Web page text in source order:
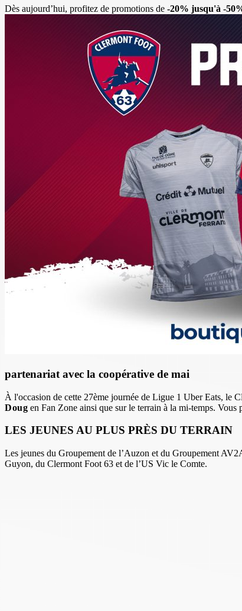
Dès aujourd’hui, profitez de promotions de -20% jusqu'à -
partenariat avec la coopérative de mai
À l'occasion de cette 27ème journée de Ligue 1 Uber Eats, le
Doug en Fan Zone ainsi que sur le terrain à la mi-temps.
LES JEUNES AU PLUS PRÈS DU TERRAIN
Les jeunes du Groupement de l’Auzon et du Groupement
Guyon, du Clermont Foot 63 et de l’US Vic le Comte.